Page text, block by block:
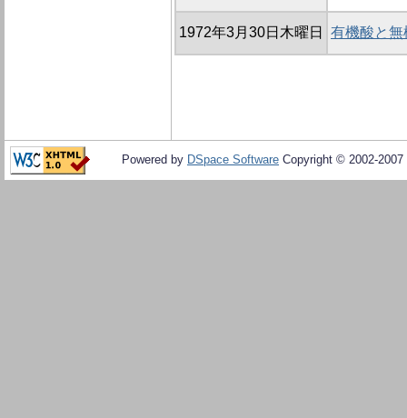
1972年3月30日木曜日 有機酸と
Powered by DSpace Software Copyright © 2002-2007